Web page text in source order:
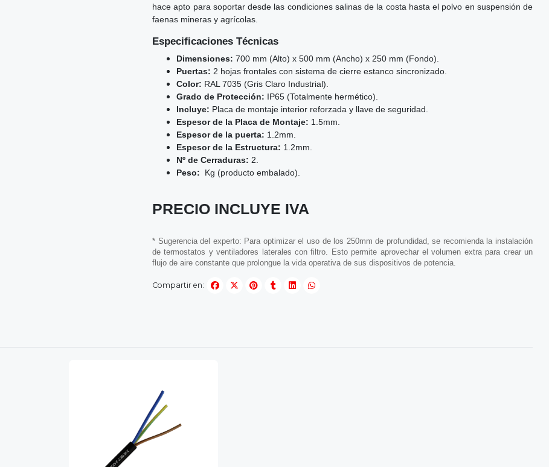
hace apto para soportar desde las condiciones salinas de la costa hasta el polvo en suspensión de
faenas mineras y agrícolas.
Especificaciones Técnicas
Dimensiones: 700 mm (Alto) x 500 mm (Ancho) x 250 mm (Fondo).
Puertas: 2 hojas frontales con sistema de cierre estanco sincronizado.
Color: RAL 7035 (Gris Claro Industrial).
Grado de Protección: IP65 (Totalmente hermético).
Incluye: Placa de montaje interior reforzada y llave de seguridad.
Espesor de la Placa de Montaje: 1.5mm.
Espesor de la puerta: 1.2mm.
Espesor de la Estructura: 1.2mm.
Nº de Cerraduras: 2.
Peso: Kg (producto embalado).
PRECIO INCLUYE IVA
* Sugerencia del experto: Para optimizar el uso de los 250mm de profundidad, se recomienda la instalación
de termostatos y ventiladores laterales con filtro. Esto permite aprovechar el volumen extra para crear un
flujo de aire constante que prolongue la vida operativa de sus dispositivos de potencia.
Compartir en: